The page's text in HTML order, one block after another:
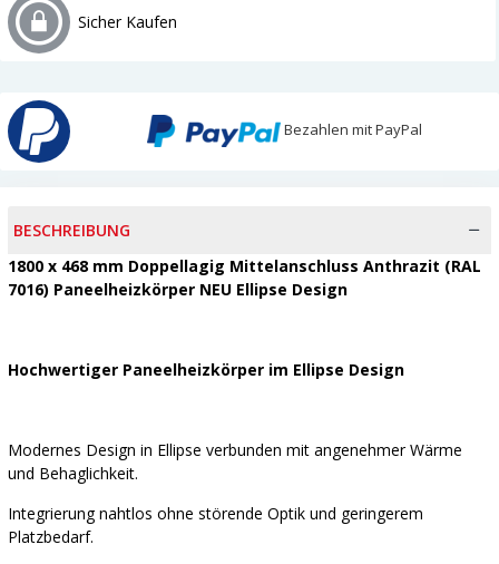
Sicher Kaufen
Bezahlen mit PayPal
BESCHREIBUNG
1800 x 468 mm Doppellagig Mittelanschluss Anthrazit (RAL
7016) Paneelheizkörper NEU Ellipse Design
Hochwertiger Paneelheizkörper im Ellipse Design
Modernes Design in Ellipse verbunden mit angenehmer Wärme
und Behaglichkeit.
Integrierung nahtlos ohne störende Optik und geringerem
Platzbedarf.